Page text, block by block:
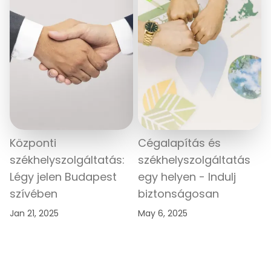
Központi
székhelyszolgáltatás:
Légy jelen Budapest
szívében
Jan 21, 2025
Cégalapítás és
székhelyszolgáltatás
egy helyen - Indulj
biztonságosan
May 6, 2025